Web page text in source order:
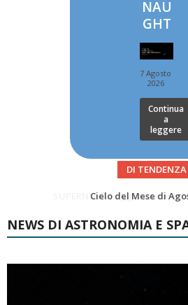
NAU
GHT
7 Agosto
2026
Continua
a
leggere
DI TENDENZA
SUPERNOVAE aggiornamenti del
Le Comete del mese di Agosto: LA
NEWS DI ASTRONOMIA E